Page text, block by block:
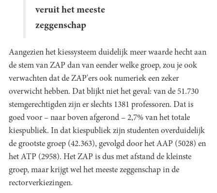
veruit het meeste
zeggenschap
Aangezien het kiessysteem duidelijk meer waarde hecht aan
de stem van ZAP dan van eender welke groep, zou je ook
verwachten dat de ZAP'ers ook numeriek een zeker
overwicht hebben. Dat blijkt niet het geval: van de 51.730
stemgerechtigden zijn er slechts 1381 professoren. Dat is
goed voor – naar boven afgerond – 2,7% van het totale
kiespubliek. In dat kiespubliek zijn studenten overduidelijk
de grootste groep (42.363), gevolgd door het AAP (5028) en
het ATP (2958). Het ZAP is dus met afstand de kleinste
groep, maar krijgt wel het meeste zeggenschap in de
rectorverkiezingen.